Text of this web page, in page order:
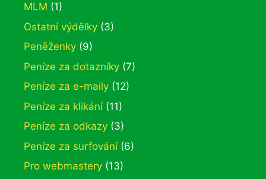
MLM (1)
Ostatní výdělky (3)
Peněženky (9)
Peníze za dotazníky (7)
Peníze za e-maily (12)
Peníze za klikání(11)
Peníze za odkazy (3)
Peníze za surfování(6)
Pro webmastery (13)